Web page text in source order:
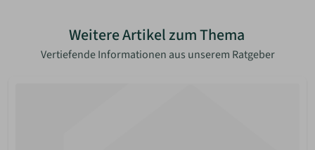
Weitere Artikel zum Thema
Vertiefende Informationen aus unserem Ratgeber